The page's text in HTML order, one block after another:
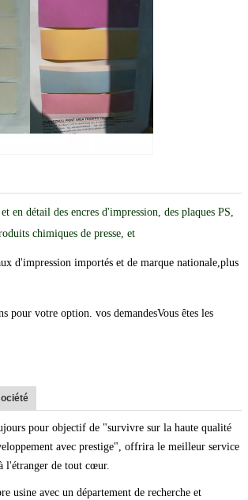
en détail des encres d'impression, des plaques PS,
chimiques de presse, et
d'impression importés et de marque nationale,plus
pour votre option. vos demandesVous êtes les
pour objectif de "survivre sur la haute qualité
avec prestige", offrira le meilleur service
l'étranger de tout cœur.
usine avec un département de recherche et